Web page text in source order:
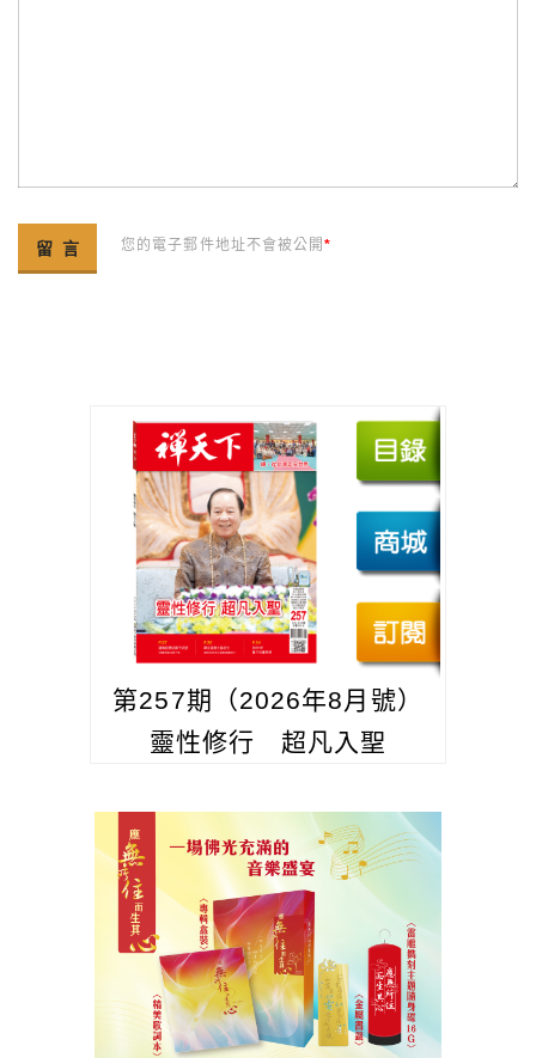
您的電子郵件地址不會被公開*
第257期（2026年8月號）
靈性修行 超凡入聖